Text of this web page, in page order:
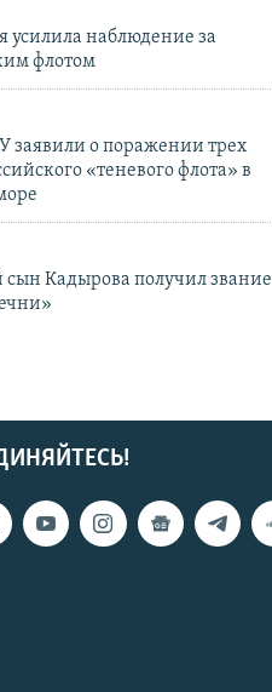
усилила наблюдение за
флотом
заявили о поражении трех
«теневого флота» в
Кадырова получил звание